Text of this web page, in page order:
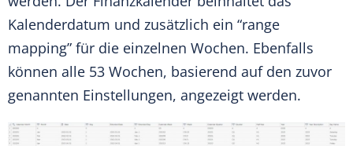
Kalenderdatum und zusätzlich ein “range
mapping” für die einzelnen Wochen. Ebenfalls
können alle 53 Wochen, basierend auf den zuvor
genannten Einstellungen, angezeigt werden.